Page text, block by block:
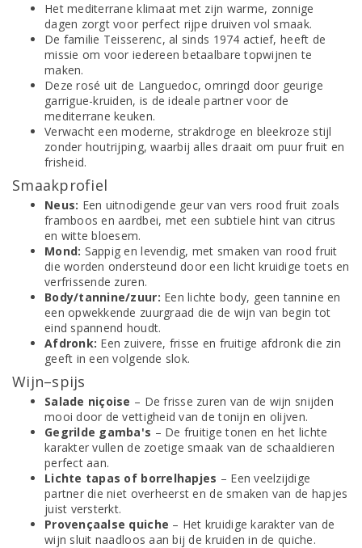
Het mediterrane klimaat met zijn warme, zonnige
dagen zorgt voor perfect rijpe druiven vol smaak.
De familie Teisserenc, al sinds 1974 actief, heeft de
missie om voor iedereen betaalbare topwijnen te
maken.
Deze rosé uit de Languedoc, omringd door geurige
garrigue-kruiden, is de ideale partner voor de
mediterrane keuken.
Verwacht een moderne, strakdroge en bleekroze stijl
zonder houtrijping, waarbij alles draait om puur fruit en
frisheid.
Smaakprofiel
Neus: Een uitnodigende geur van vers rood fruit zoals
framboos en aardbei, met een subtiele hint van citrus
en witte bloesem.
Mond: Sappig en levendig, met smaken van rood fruit
die worden ondersteund door een licht kruidige toets en
verfrissende zuren.
Body/tannine/zuur: Een lichte body, geen tannine en
een opwekkende zuurgraad die de wijn van begin tot
eind spannend houdt.
Afdronk: Een zuivere, frisse en fruitige afdronk die zin
geeft in een volgende slok.
Wijn–spijs
Salade niçoise – De frisse zuren van de wijn snijden
mooi door de vettigheid van de tonijn en olijven.
Gegrilde gamba's – De fruitige tonen en het lichte
karakter vullen de zoetige smaak van de schaaldieren
perfect aan.
Lichte tapas of borrelhapjes – Een veelzijdige
partner die niet overheerst en de smaken van de hapjes
juist versterkt.
Provençaalse quiche – Het kruidige karakter van de
wijn sluit naadloos aan bij de kruiden in de quiche.